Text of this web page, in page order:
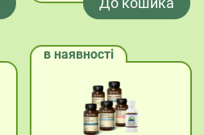
в наявності